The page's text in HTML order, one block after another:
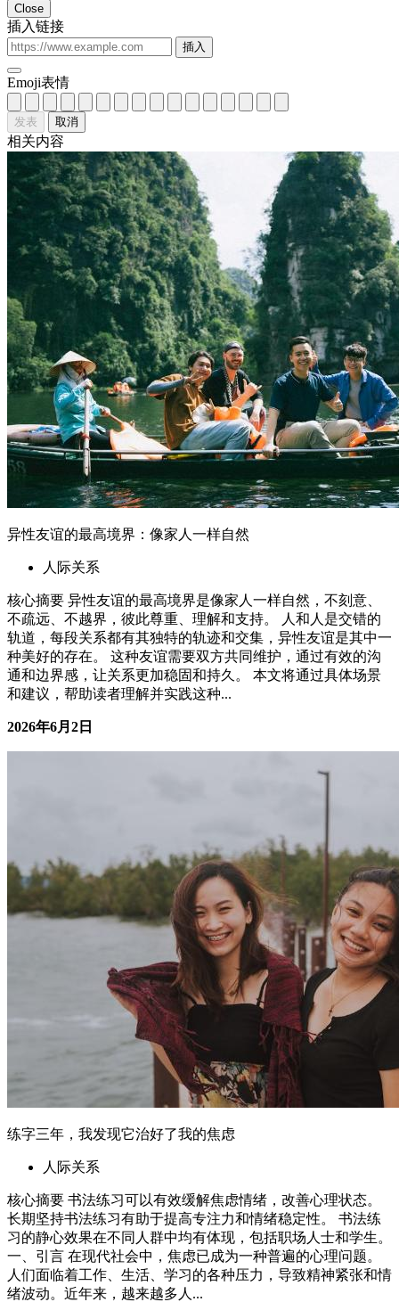
Close
插入链接
插入
Emoji表情
发表 取消
相关内容
异性友谊的最高境界：像家人一样自然
人际关系
核心摘要 异性友谊的最高境界是像家人一样自然，不刻意、
不疏远、不越界，彼此尊重、理解和支持。 人和人是交错的
轨道，每段关系都有其独特的轨迹和交集，异性友谊是其中一
种美好的存在。 这种友谊需要双方共同维护，通过有效的沟
通和边界感，让关系更加稳固和持久。 本文将通过具体场景
和建议，帮助读者理解并实践这种...
2026年6月2日
练字三年，我发现它治好了我的焦虑
人际关系
核心摘要 书法练习可以有效缓解焦虑情绪，改善心理状态。
长期坚持书法练习有助于提高专注力和情绪稳定性。 书法练
习的静心效果在不同人群中均有体现，包括职场人士和学生。
一、引言 在现代社会中，焦虑已成为一种普遍的心理问题。
人们面临着工作、生活、学习的各种压力，导致精神紧张和情
绪波动。近年来，越来越多人...